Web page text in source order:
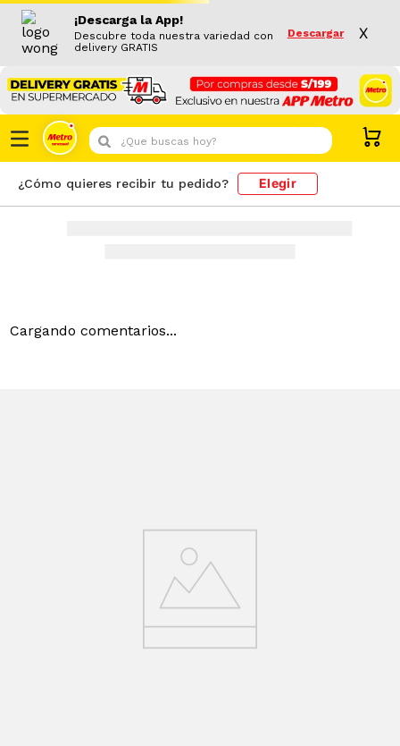
¡Descarga la App!
Descubre toda nuestra variedad con
delivery GRATIS
Descargar X
¿Que buscas hoy?
¿Cómo quieres recibir tu pedido? Elegir
Cargando comentarios...